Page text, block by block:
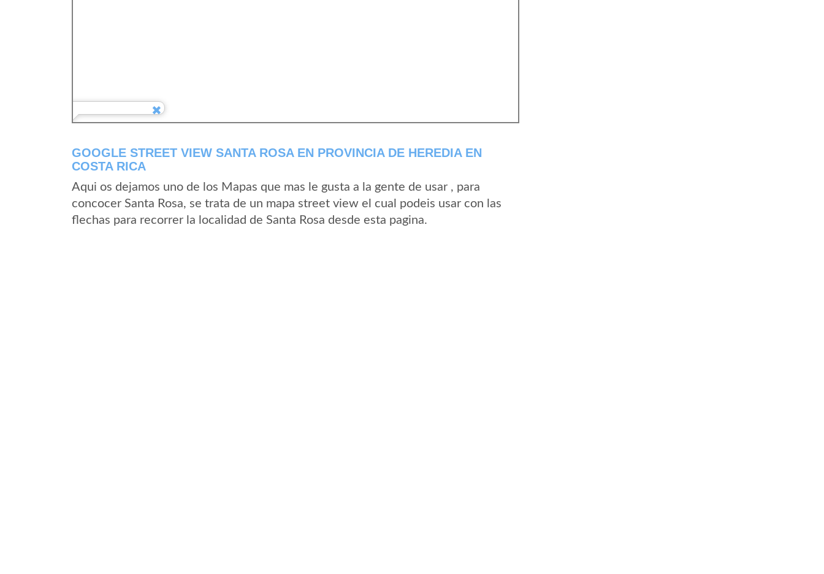
GOOGLE STREET VIEW SANTA ROSA EN PROVINCIA DE HEREDIA EN
COSTA RICA
Aqui os dejamos uno de los Mapas que mas le gusta a la gente de usar , para
concocer Santa Rosa, se trata de un mapa street view el cual podeis usar con las
flechas para recorrer la localidad de Santa Rosa desde esta pagina.